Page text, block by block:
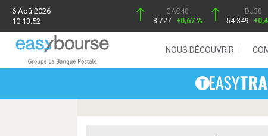
6 Aoû 2026
10:13:52
CAC40
8 727
+0,67 %
DJ30
54 349
NOUS DÉCOUVRIR